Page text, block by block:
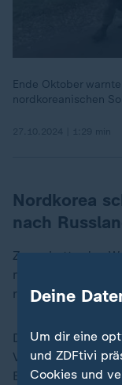
Ende Oktober
nordkoreanischen
Nordkorea
nach
Zuvor hatte das
nordkoreanische
russischen
Der Sprecher des
Vereinigten
Einschätzung am
Deine
Um dir eine
und ZDFtivi
Cookies und